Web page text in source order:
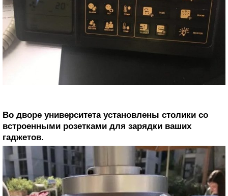
Во дворе университета установлены столики со
встроенными розетками для зарядки ваших
гаджетов.